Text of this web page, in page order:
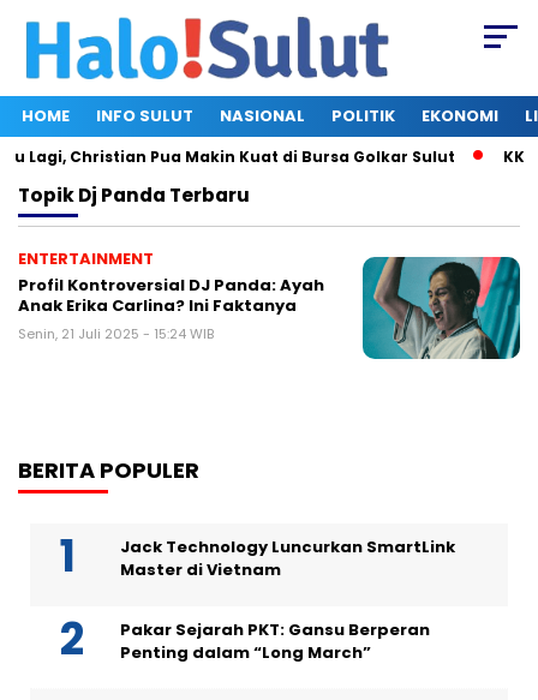
HOME INFO SULUT NASIONAL POLITIK EKONOMI
Lagi, Christian Pua Makin Kuat di Bursa Golkar Sulut
TopikDj Panda Terbaru
ENTERTAINMENT
Profil Kontroversial DJ Panda: Ayah
Anak Erika Carlina? Ini Faktanya
Senin, 21 Juli 2025 - 15:24 WIB
BERITA POPULER
Jack Technology Luncurkan SmartLink
Master di Vietnam
Pakar Sejarah PKT: Gansu Berperan
Penting dalam “Long March”